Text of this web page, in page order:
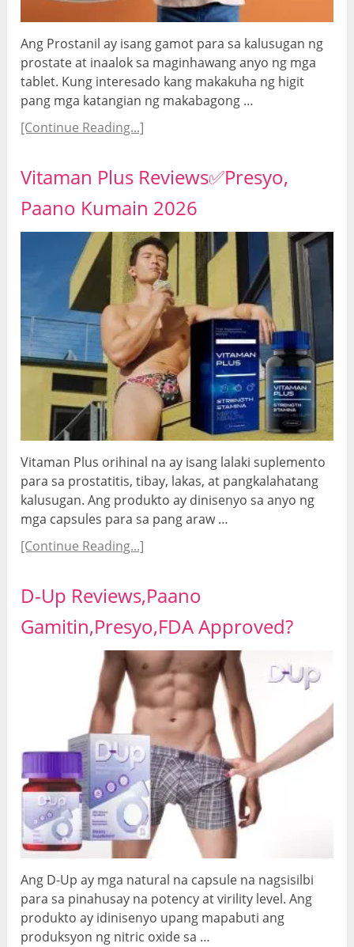
Ang Prostanil ay isang gamot para sa kalusugan ng
prostate at inaalok sa maginhawang anyo ng mga
tablet. Kung interesado kang makakuha ng higit
pang mga katangian ng makabagong …
[Continue Reading...]
Vitaman Plus Reviews✅Presyo,
Paano Kumain 2026
Vitaman Plus orihinal na ay isang lalaki suplemento
para sa prostatitis, tibay, lakas, at pangkalahatang
kalusugan. Ang produkto ay dinisenyo sa anyo ng
mga capsules para sa pang araw …
[Continue Reading...]
D-Up Reviews,Paano
Gamitin,Presyo,FDA Approved?
Ang D-Up ay mga natural na capsule na nagsisilbi
para sa pinahusay na potency at virility level. Ang
produkto ay idinisenyo upang mapabuti ang
produksyon ng nitric oxide sa …